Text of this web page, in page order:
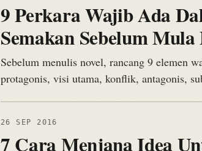
9 Perkara Wajib Ada
Semakan Sebelum
Sebelum menulis novel, rancang 9 elemen
protagonis, visi utama, konflik, antagonis,
26 SEP 2016
7 Cara Menjana Idea